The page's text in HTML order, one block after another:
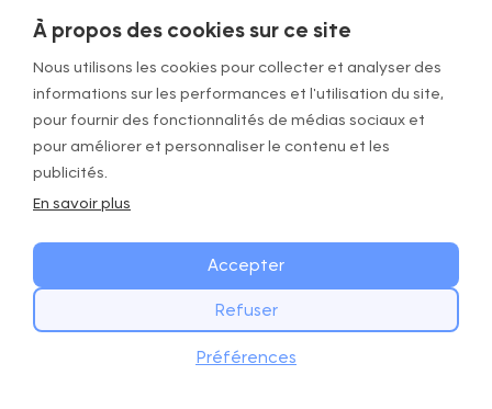
À propos des cookies sur ce site
Nous utilisons les cookies pour collecter et analyser des
informations sur les performances et l'utilisation du site,
pour fournir des fonctionnalités de médias sociaux et
pour améliorer et personnaliser le contenu et les
publicités.
En savoir plus
Accepter
Refuser
Préférences
Exercice 3/5: t-hip opener
Téléchargez l’app GOWOD